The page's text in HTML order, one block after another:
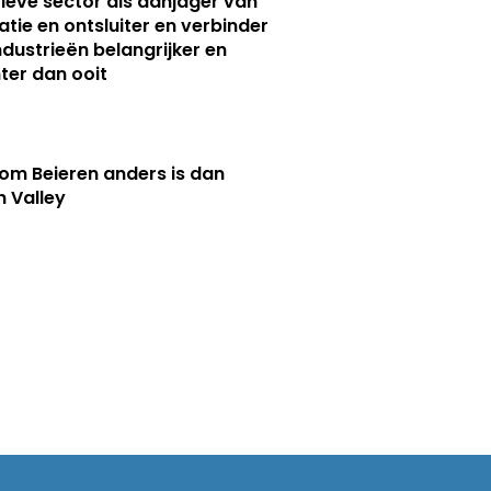
en ontsluiter en verbinder
belangrijker en
dan ooit
Beieren anders is dan
Valley